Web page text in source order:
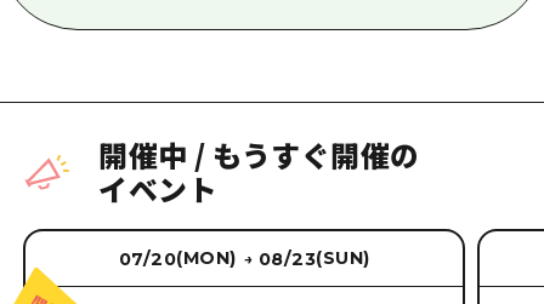
開催中 / もうすぐ開催の
イベント
07/20(MON) → 08/23(SUN)